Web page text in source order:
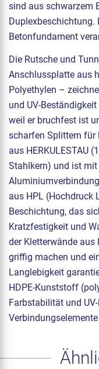
sind aus schwarzem
Duplexbeschichtung.
Betonfundament
Die Rutsche und
Anschlussplatte aus
Polyethylen –
und UV-
weil er bruchfest ist
scharfen Splittern für
aus HERKULESTAU
Stahlkern) und ist
aus HPL (Hochdruck
Beschichtung, das
Kratzfestigkeit und
der Kletterwände aus
griffig machen und
Langlebigkeit
HDPE-Kunststoff
Farbstabilität und